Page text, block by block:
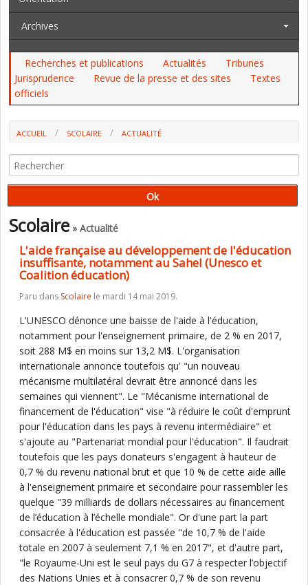
Archives
Recherches et publications Actualités
Tribunes
Jurisprudence
Revue de la presse et des sites
Textes
officiels
ACCUEIL SCOLAIRE
ACTUALITÉ
INSUFFISANTE, NOTAMMENT AU SAHEL (UNESCO ET COALITION
ÉDUCATION)
Scolaire» Actualité
L'aide française au développement de l'éducation
insuffisante, notamment au Sahel (Unesco et
Coalition éducation)
Paru dans Scolaire le mardi 14 mai 2019.
L'UNESCO dénonce une baisse de l'aide à l'éducation,
notamment pour l'enseignement primaire, de 2 % en 2017,
soit 288 M$ en moins sur 13,2 M$. L'organisation
internationale annonce toutefois qu' "un nouveau
mécanisme multilatéral devrait être annoncé dans les
semaines qui viennent". Le "Mécanisme international de
financement de l'éducation" vise "à réduire le coût d'emprunt
pour l'éducation dans les pays à revenu intermédiaire" et
s'ajoute au "Partenariat mondial pour l'éducation". Il faudrait
toutefois que les pays donateurs s'engagent à hauteur de
0,7 % du revenu national brut et que 10 % de cette aide aille
à l'enseignement primaire et secondaire pour rassembler les
quelque "39 milliards de dollars nécessaires au financement
de l’éducation à l’échelle mondiale". Or d'une part la part
consacrée à l'éducation est passée "de 10,7 % de l'aide
totale en 2007 à seulement 7,1 % en 2017", et d'autre part,
"le Royaume-Uni est le seul pays du G7 à respecter l’objectif
des Nations Unies et à consacrer 0,7 % de son revenu